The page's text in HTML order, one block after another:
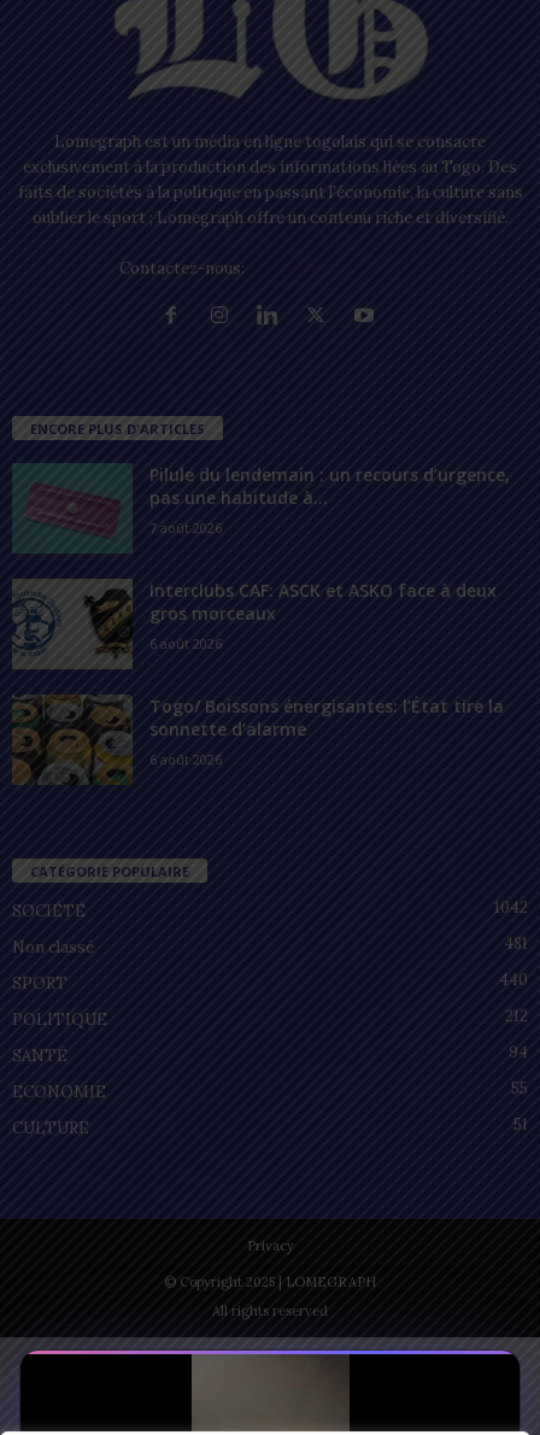
Lomegraph est un média en ligne togolais qui se consacre
exclusivement à la production des informations liées au Togo. Des
faits de sociétés à la politique en passant l’économie, la culture sans
oublier le sport ; Lomegraph offre un contenu riche et diversifié.
Contactez-nous:
ENCORE PLUS D'ARTICLES
Pilule du lendemain : un recours d’urgence,
pas une habitude à...
7 août 2026
Interclubs CAF: ASCK et ASKO face à deux
gros morceaux
6 août 2026
Togo/ Boissons énergisantes: l’État tire la
sonnette d’alarme
6 août 2026
CATÉGORIE POPULAIRE
SOCIÉTÉ
1042
Non classé
481
SPORT
440
POLITIQUE
212
SANTÉ
94
ECONOMIE
55
CULTURE
51
Privacy
© Copyright 2025 | LOMEGRAPH
All rights reserved